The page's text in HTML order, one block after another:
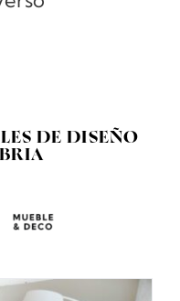
DE DISEÑO